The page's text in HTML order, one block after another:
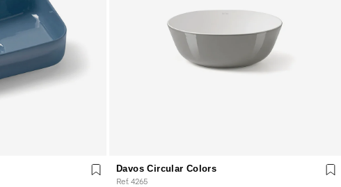
Davos Circular Colors
Ref. 4265